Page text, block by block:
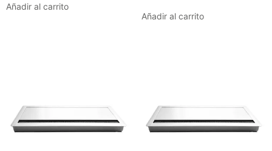
Añadir al carrito
Añadir al carrito